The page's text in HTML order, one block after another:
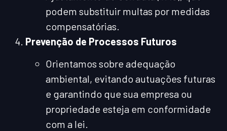
podem substituir multas por medidas
compensatórias.
Prevenção de Processos Futuros
Orientamos sobre adequação
ambiental, evitando autuações futuras
e garantindo que sua empresa ou
propriedade esteja em conformidade
com a lei.